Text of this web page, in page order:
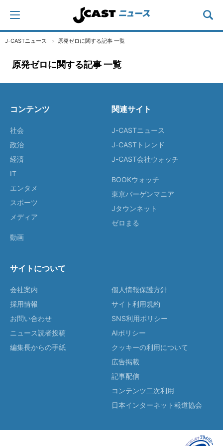
J-CASTニュース 原発ゼロに関する記事 一覧
原発ゼロに関する記事 一覧
コンテンツ
社会
政治
経済
IT
エンタメ
スポーツ
メディア
動画
関連サイト
J-CASTニュース
J-CASTトレンド
J-CAST会社ウォッチ
BOOKウォッチ
東京バーゲンマニア
Jタウンネット
ゼロまる
サイトについて
会社案内
採用情報
お問い合わせ
ニュース読者投稿
編集長からの手紙
個人情報保護方針
サイト利用規約
SNS利用ポリシー
AIポリシー
クッキーの利用について
広告掲載
記事配信
コンテンツ二次利用
日本インターネット報道協会